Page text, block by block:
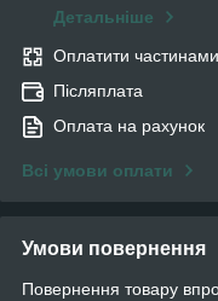
Детальніше
Оплатити частинами
Післяплата
Оплата на рахунок
Всі умови оплати
Умови повернення
Повернення товару